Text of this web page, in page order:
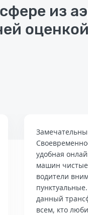
из
удобная
машин
водители
данный
всем, кто